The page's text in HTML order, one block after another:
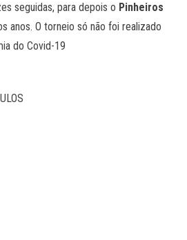
seguidas, para depois o Pinheiros
anos. O torneio só não foi realizado
do Covid-19